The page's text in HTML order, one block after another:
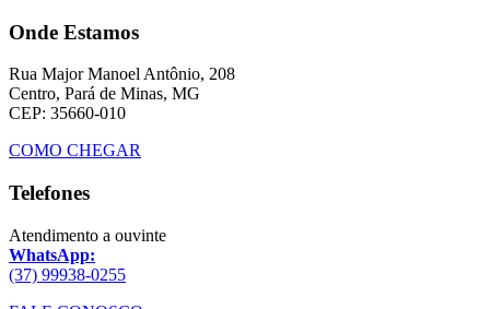
Onde Estamos
Rua Major Manoel Antônio, 208
Centro, Pará de Minas, MG
CEP: 35660-010
COMO CHEGAR
Telefones
Atendimento a ouvinte
WhatsApp:
(37) 99938-0255